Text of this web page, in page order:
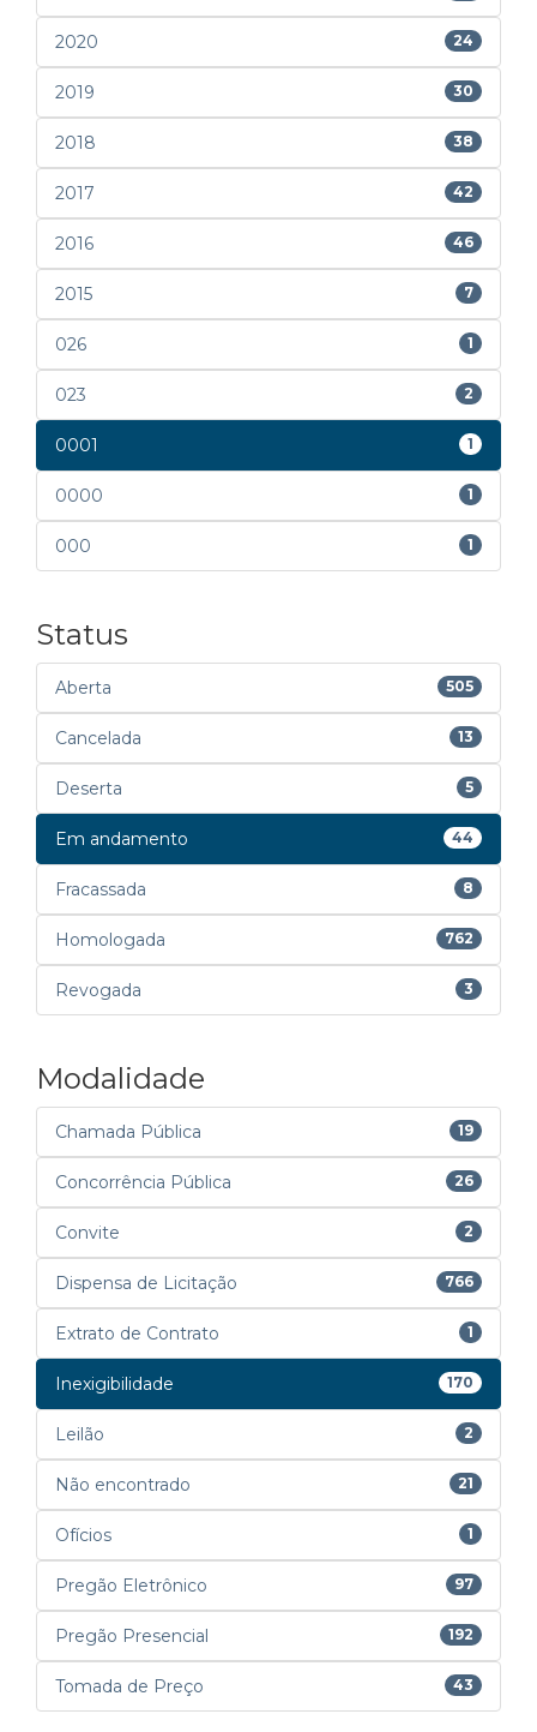
2020 24
2019 30
2018 38
2017 42
2016 46
2015 7
026 1
023 2
0001 1
0000 1
000 1
Status
Aberta 505
Cancelada 13
Deserta 5
Em andamento 44
Fracassada 8
Homologada 762
Revogada 3
Modalidade
Chamada Pública 19
Concorrência Pública 26
Convite 2
Dispensa de Licitação 766
Extrato de Contrato 1
Inexigibilidade 170
Leilão 2
Não encontrado 21
Ofícios 1
Pregão Eletrônico 97
Pregão Presencial 192
Tomada de Preço 43